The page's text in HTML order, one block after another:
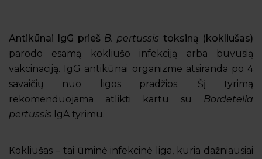
Antikūnai IgG prieš B. pertussis toksiną (kokliušas)
parodo esamą kokliušo infekciją arba buvusią
vakcinaciją. IgG antikūnai organizme atsiranda po 4
savaičių nuo ligos pradžios. Šį tyrimą
rekomenduojama atlikti kartu su Bordetella
pertussis IgA tyrimu.
Kokliušas – tai ūminė infekcinė liga, kuria dažniausiai